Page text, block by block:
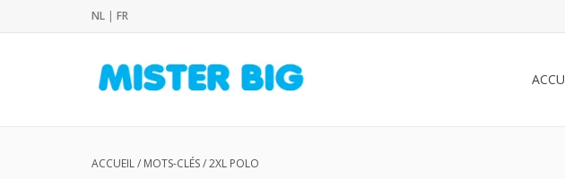
NL | FR
ACCUEIL/ MOTS-CLÉS/2XL POLO